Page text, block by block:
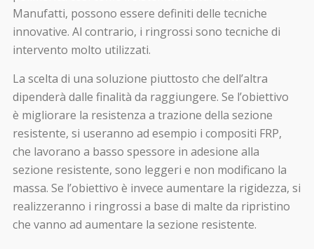
Manufatti, possono essere definiti delle tecniche
innovative. Al contrario, i ringrossi sono tecniche di
intervento molto utilizzati.
La scelta di una soluzione piuttosto che dell’altra
dipenderà dalle finalità da raggiungere. Se l’obiettivo
è migliorare la resistenza a trazione della sezione
resistente, si useranno ad esempio i compositi FRP,
che lavorano a basso spessore in adesione alla
sezione resistente, sono leggeri e non modificano la
massa. Se l’obiettivo è invece aumentare la rigidezza, si
realizzeranno i ringrossi a base di malte da ripristino
che vanno ad aumentare la sezione resistente.